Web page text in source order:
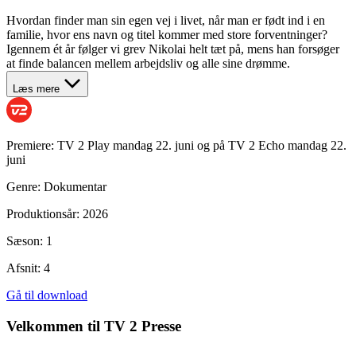
Hvordan finder man sin egen vej i livet, når man er født ind i en
familie, hvor ens navn og titel kommer med store forventninger?
Igennem ét år følger vi grev Nikolai helt tæt på, mens han forsøger
at finde balancen mellem arbejdsliv og alle sine drømme.
Læs mere
Premiere: TV 2 Play mandag 22. juni og på TV 2 Echo mandag 22.
juni
Genre: Dokumentar
Produktionsår: 2026
Sæson: 1
Afsnit: 4
Gå til download
Velkommen til TV 2 Presse